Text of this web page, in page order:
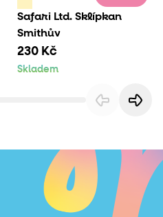
Safari Ltd. Sklípkan
Smithův
230 Kč
Skladem